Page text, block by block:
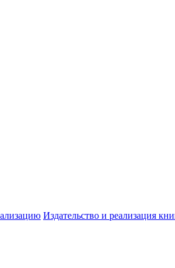
Издательство и реализация